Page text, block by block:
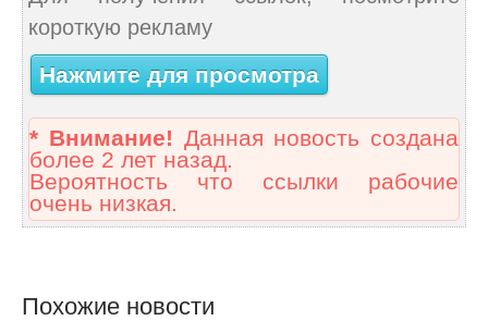
короткую рекламу
Нажмите для просмотра
* Внимание! Данная новость создана
более 2 лет назад.
Вероятность что ссылки рабочие
очень низкая.
Похожие новости